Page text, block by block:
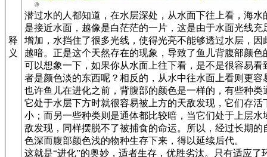
释
义
潜过水的人都知道，在水层深处，从水面下往上看，海水
是接近水面，越像是白茫茫的一片，这是由于水面光线充
增加，水挡住了很多光线，使得光亮不能够透过水层，因
越暗。正是这个天然存在的现象，导致了鱼儿背腹部颜色
可以想象一下，如果你从水面上往下看，是不是很容易看
者是颜色淡的东西呢？相反的，从水中往水面上看则更容
也许鱼儿在进化之前，背腹部的颜色是一样的，有些种类
它处于水层下方时就很容易被上方的天敌发现，它们存活
小；而另一些种类则是通体都比较暗，当它们处于上层水
敌发现，同样摆脱不了被捕食的命运。所以，经过长期的
色深而腹部颜色浅的物种生存下来，得以延续后代。
这就是“进化”的奥妙，适者生存，优胜劣汰。只有适应了